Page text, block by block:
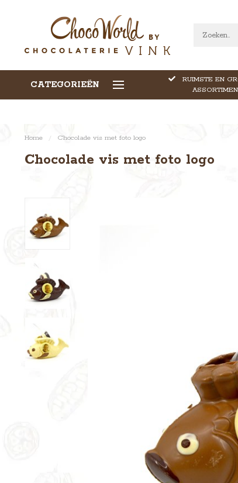
CATEGORIEËN
CALLEBAUT CHOCOLADE
RUIMSTE EN
Home / Chocolade vis met foto logo
Chocolade vis met foto logo